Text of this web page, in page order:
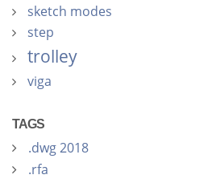
sketch modes
step
trolley
viga
TAGS
.dwg 2018
.rfa